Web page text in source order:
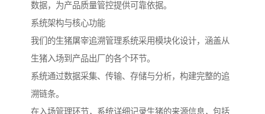
数据，为产品质量管控提供可靠依据。
系统架构与核心功能
我们的生猪屠宰追溯管理系统采用模块化设计，涵盖从
生猪入场到产品出厂的各个环节。
系统通过数据采集、传输、存储与分析，构建完整的追
溯链条。
在入场管理环节，系统详细记录生猪的来源信息，包括